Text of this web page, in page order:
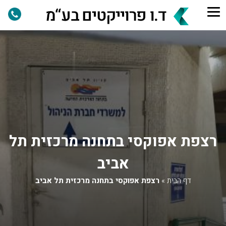
רצפת אפוקסי בתחנה מרכזית תל
אביב
דף הבית »רצפת אפוקסי בתחנה מרכזית תל אביב